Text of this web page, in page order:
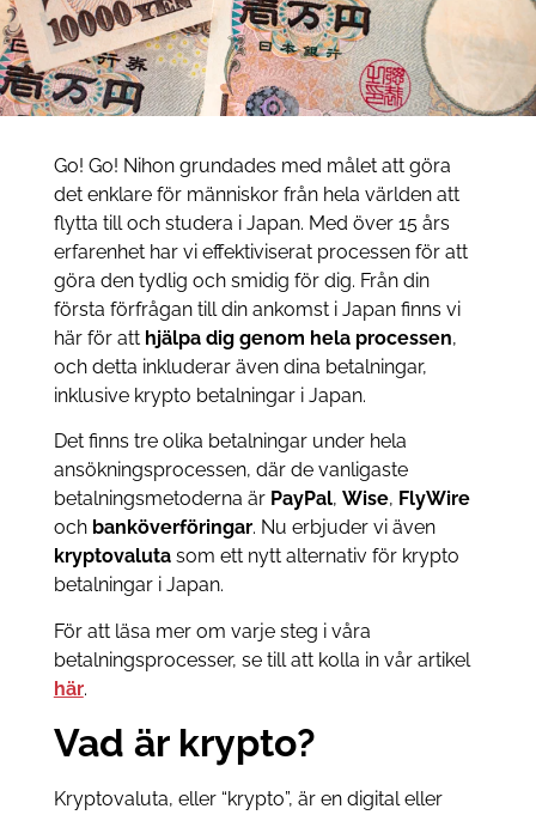
Go! Go! Nihon grundades med målet att göra
det enklare för människor från hela världen att
flytta till och studera i Japan. Med över 15 års
erfarenhet har vi effektiviserat processen för att
göra den tydlig och smidig för dig. Från din
första förfrågan till din ankomst i Japan finns vi
här för att hjälpa dig genom hela processen,
och detta inkluderar även dina betalningar,
inklusive krypto betalningar i Japan.
Det finns tre olika betalningar under hela
ansökningsprocessen, där de vanligaste
betalningsmetoderna är PayPal, Wise, FlyWire
och banköverföringar. Nu erbjuder vi även
kryptovalutasom ett nytt alternativ för krypto
betalningar i Japan.
För att läsa mer om varje steg i våra
betalningsprocesser, se till att kolla in vår artikel
här.
Vad är krypto?
Kryptovaluta, eller “krypto”, är en digital eller